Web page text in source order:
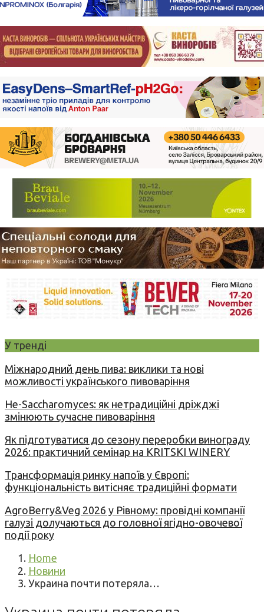
У тренді
Міжнародний день пива: виклики та нові
можливості українського пивоваріння
Не-Saccharomyces: як нетрадиційні дріжджі
змінюють сучасне пивоваріння
Як підготуватися до сезону переробки винограду
2026: практичний семінар на KRITSKI WINERY
Трансформація ринку напоїв у Європі:
функціональність витісняє традиційні формати
AgroBerry&Veg 2026 у Рівному: провідні компанії
галузі долучаються до головної ягідно-овочевої
події року
Home
Новини
Украина почти потеряла…